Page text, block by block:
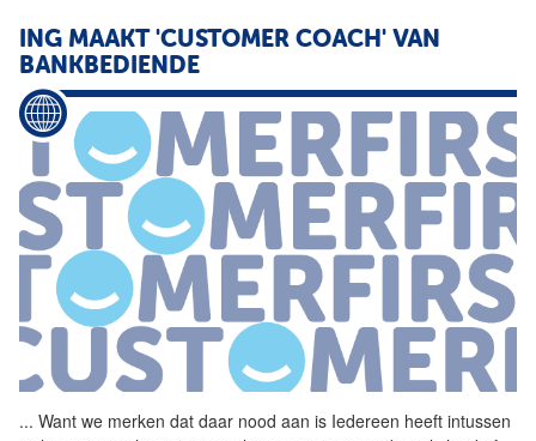
ING MAAKT 'CUSTOMER COACH' VAN
BANKBEDIENDE
... Want we merken dat daar nood aan is Iedereen heeft intussen